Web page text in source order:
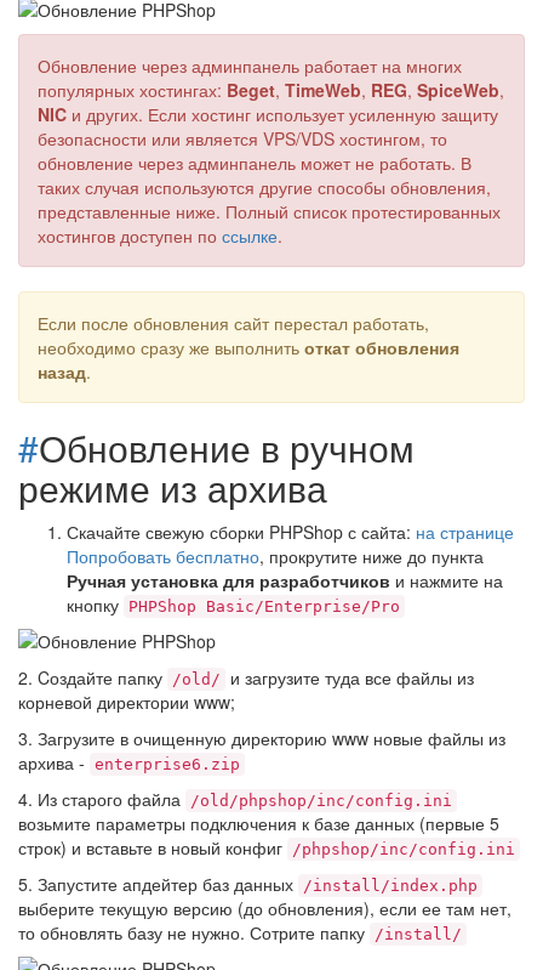
Обновление через админпанель работает на многих
популярных хостингах: Beget, TimeWeb, REG, SpiceWeb,
NIC и других. Если хостинг использует усиленную защиту
безопасности или является VPS/VDS хостингом, то
обновление через админпанель может не работать. В
таких случая используются другие способы обновления,
представленные ниже. Полный список протестированных
хостингов доступен по ссылке.
Если после обновления сайт перестал работать,
необходимо сразу же выполнить откат обновления
назад.
#Обновление в ручном
режиме из архива
Скачайте свежую сборки PHPShop с сайта: на странице
Попробовать бесплатно, прокрутите ниже до пункта
Ручная установка для разработчиков и нажмите на
кнопку PHPShop Basic/Enterprise/Pro
2. Cоздайте папку /old/
и загрузите туда все файлы из
корневой директории www;
3. Загрузите в очищенную директорию www новые файлы из
архива - enterprise6.zip
4. Из старого файла /old/phpshop/inc/config.ini
возьмите параметры подключения к базе данных (первые 5
строк) и вставьте в новый конфиг /phpshop/inc/config.ini
5. Запустите апдейтер баз данных /install/index.php
выберите текущую версию (до обновления), если ее там нет,
то обновлять базу не нужно. Сотрите папку /install/